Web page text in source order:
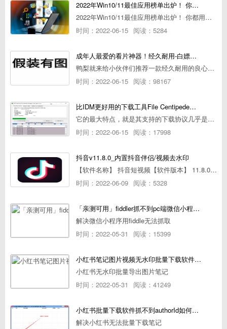
2022年Win10/11最佳应用榜单出炉！ 你都用过几个？
2022年Win10/11最佳应用榜单出炉！ 你都用过几个？
时间：2022-06-15 阅读：5284
成年人最爱的看片神器！经久耐用-白嫖全网资源
鸭梨就来给小伙伴们推荐一款经久耐用的良心播放器，资源齐全无广告，可以放心使用~
时间：2022-06-15 阅读：98167
比IDM更好用的下载工具File Centipede文件蜈蚣-秒杀迅雷-直接飞起！
它的最大特点，就是其支持的下载协议几乎是市面上最全面的，包括HTTP/FTP、BT种子、磁力链接，m3u8流任务（AES-128解密）。
时间：2022-06-15 阅读：17998
抖音v11.8.0_内置抖音伴侣/视频去水印
【软件名称】 抖音短视频【软件版本】 11.8.0【软件大小】 83.74M【是否Root】不需要【测试机型】PCML10 [oppo Reno Ace]【文字介绍】 抖音短视频app是一款很有意思娱
时间：2022-06-09 阅读：5328
「亲测可用」fiddler抓不到pc端微信小程序包解决方案
解决微信小程序用fiddle无法抓取
时间：2022-05-31
阅读：15399
小红书笔记图片视频无水印批量下载软件使用教程
小红书无水印批量导出图片笔记
时间：2022-05-31
阅读：41249
小红书批量下载软件抓不到authorId如何解决
解决小红书无法批量下载笔记